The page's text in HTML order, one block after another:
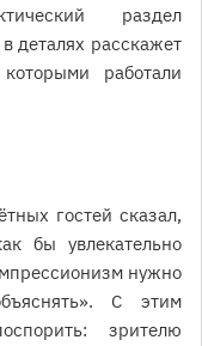
раздел
деталях расскажет
работали
гостей сказал,
бы увлекательно
нужно
С этим
зрителю